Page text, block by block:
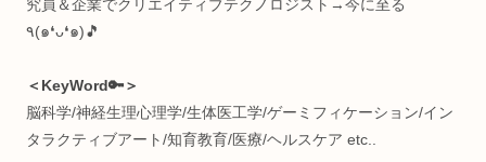
ちに快復し、好奇心だけが残ってしまった存在。人間を究
のがすき。